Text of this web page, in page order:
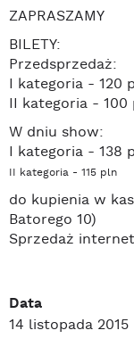
ZAPRASZAMY
BILETY:
Przedsprzedaż:
I kategoria - 120
II kategoria - 100
W dniu show:
I kategoria - 138
II kategoria - 115 pln
do kupienia w
Batorego 10)
Sprzedaż
Data
14 listopada 2015